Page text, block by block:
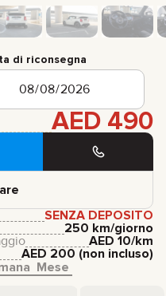
di riconsegna
AED 490
Mese
SENZA DEPOSITO
250 km/giorno
AED 10/km
AED 200 (non incluso)